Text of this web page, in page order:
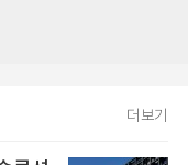
더보기